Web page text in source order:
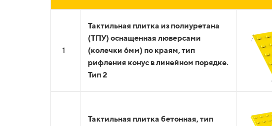
1
Тактильная плитка из полиуретана
(ТПУ) оснащенная люверсами
(колечки 6мм) по краям, тип
рифления конус в линейном порядке.
Тип 2
Тактильная плитка бетонная, тип